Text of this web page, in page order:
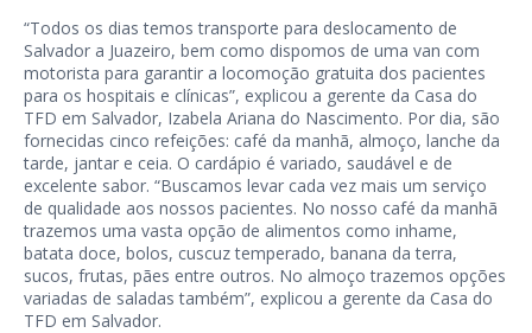
“Todos os dias temos transporte para deslocamento de
Salvador a Juazeiro, bem como dispomos de uma van com
motorista para garantir a locomoção gratuita dos pacientes
para os hospitais e clínicas”, explicou a gerente da Casa do
TFD em Salvador, Izabela Ariana do Nascimento. Por dia, são
fornecidas cinco refeições: café da manhã, almoço, lanche da
tarde, jantar e ceia. O cardápio é variado, saudável e de
excelente sabor. “Buscamos levar cada vez mais um serviço
de qualidade aos nossos pacientes. No nosso café da manhã
trazemos uma vasta opção de alimentos como inhame,
batata doce, bolos, cuscuz temperado, banana da terra,
sucos, frutas, pães entre outros. No almoço trazemos opções
variadas de saladas também”, explicou a gerente da Casa do
TFD em Salvador.